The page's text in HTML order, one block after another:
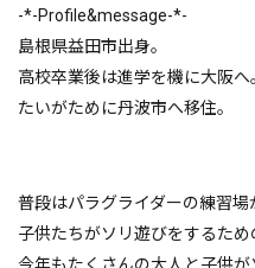
-*-Profile&message-*-
島根県益田市出身。
高校卒業後は進学を機に大阪
たいがために丹波市へ移住。
普段はパラグライダーの練習
子供たちがソリ遊びをするため
今年もたくさんの大人と子供が